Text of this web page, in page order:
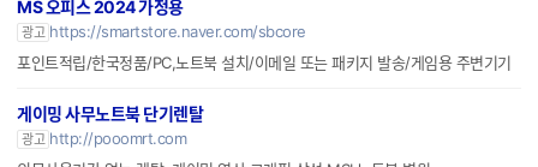
MS 오피스 2024 가정용
광고 https://smartstore.naver.com/sbcore
포인트적립/한국정품/PC,노트북 설치/이메일 또는 패키지 발송/게임용 주변기기
게이밍 사무노트북 단기렌탈